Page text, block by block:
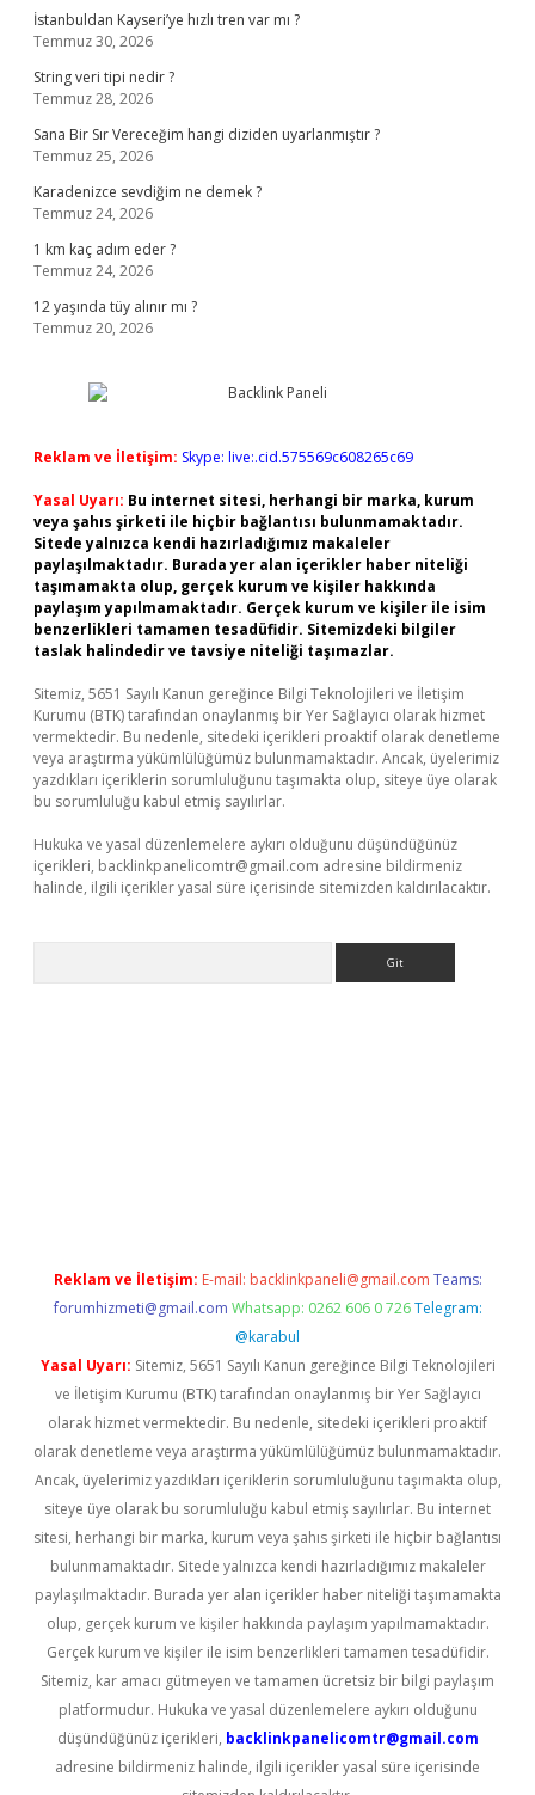
İstanbuldan Kayseri’ye hızlı tren var mı ?
Temmuz 30, 2026
String veri tipi nedir ?
Temmuz 28, 2026
Sana Bir Sır Vereceğim hangi diziden uyarlanmıştır ?
Temmuz 25, 2026
Karadenizce sevdiğim ne demek ?
Temmuz 24, 2026
1 km kaç adım eder ?
Temmuz 24, 2026
12 yaşında tüy alınır mı ?
Temmuz 20, 2026
Reklam ve İletişim: Skype: live:.cid.575569c608265c69
Yasal Uyarı: Bu internet sitesi, herhangi bir marka, kurum
veya şahıs şirketi ile hiçbir bağlantısı bulunmamaktadır.
Sitede yalnızca kendi hazırladığımız makaleler
paylaşılmaktadır. Burada yer alan içerikler haber niteliği
taşımamakta olup, gerçek kurum ve kişiler hakkında
paylaşım yapılmamaktadır. Gerçek kurum ve kişiler ile isim
benzerlikleri tamamen tesadüfidir. Sitemizdeki bilgiler
taslak halindedir ve tavsiye niteliği taşımazlar.
Sitemiz, 5651 Sayılı Kanun gereğince Bilgi Teknolojileri ve İletişim
Kurumu (BTK) tarafından onaylanmış bir Yer Sağlayıcı olarak hizmet
vermektedir. Bu nedenle, sitedeki içerikleri proaktif olarak denetleme
veya araştırma yükümlülüğümüz bulunmamaktadır. Ancak, üyelerimiz
yazdıkları içeriklerin sorumluluğunu taşımakta olup, siteye üye olarak
bu sorumluluğu kabul etmiş sayılırlar.
Hukuka ve yasal düzenlemelere aykırı olduğunu düşündüğünüz
içerikleri, backlinkpanelicomtr@gmail.com adresine bildirmeniz
halinde, ilgili içerikler yasal süre içerisinde sitemizden kaldırılacaktır.
Reklam ve İletişim: E-mail: backlinkpaneli@gmail.com Teams:
forumhizmeti@gmail.com Whatsapp: 0262 606 0 726 Telegram:
@karabul
Yasal Uyarı: Sitemiz, 5651 Sayılı Kanun gereğince Bilgi Teknolojileri
ve İletişim Kurumu (BTK) tarafından onaylanmış bir Yer Sağlayıcı
olarak hizmet vermektedir. Bu nedenle, sitedeki içerikleri proaktif
olarak denetleme veya araştırma yükümlülüğümüz bulunmamaktadır.
Ancak, üyelerimiz yazdıkları içeriklerin sorumluluğunu taşımakta olup,
siteye üye olarak bu sorumluluğu kabul etmiş sayılırlar. Bu internet
sitesi, herhangi bir marka, kurum veya şahıs şirketi ile hiçbir bağlantısı
bulunmamaktadır. Sitede yalnızca kendi hazırladığımız makaleler
paylaşılmaktadır. Burada yer alan içerikler haber niteliği taşımamakta
olup, gerçek kurum ve kişiler hakkında paylaşım yapılmamaktadır.
Gerçek kurum ve kişiler ile isim benzerlikleri tamamen tesadüfidir.
Sitemiz, kar amacı gütmeyen ve tamamen ücretsiz bir bilgi paylaşım
platformudur. Hukuka ve yasal düzenlemelere aykırı olduğunu
düşündüğünüz içerikleri, backlinkpanelicomtr@gmail.com
adresine bildirmeniz halinde, ilgili içerikler yasal süre içerisinde